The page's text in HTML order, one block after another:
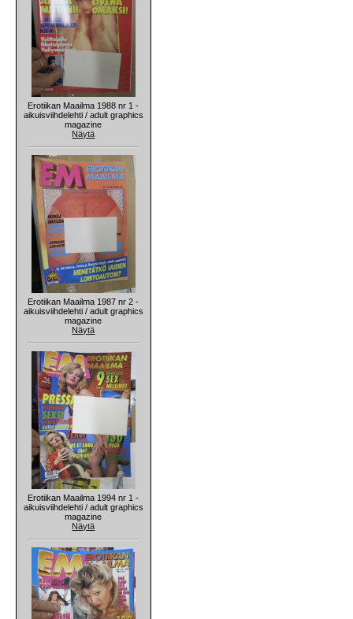
Erotiikan Maailma 1988 nr 1 -
aikuisviihdelehti / adult graphics
magazine
Näytä
Erotiikan Maailma 1987 nr 2 -
aikuisviihdelehti / adult graphics
magazine
Näytä
Erotiikan Maailma 1994 nr 1 -
aikuisviihdelehti / adult graphics
magazine
Näytä